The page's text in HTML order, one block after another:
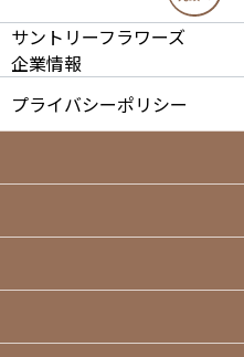
サントリーフラワーズ
企業情報
プライバシーポリシー